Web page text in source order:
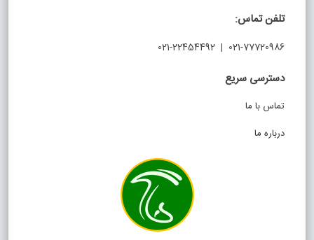
تلفن تماس:
021-77720986 | 021-22454492
دسترسی سریع
تماس با ما
درباره ما